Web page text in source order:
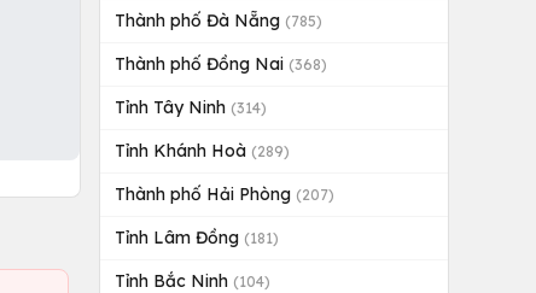
Thành phố Đà Nẵng (785)
Thành phố Đồng Nai (368)
Tỉnh Tây Ninh (314)
Tỉnh Khánh Hoà (289)
Thành phố Hải Phòng (207)
Tỉnh Lâm Đồng (181)
Tỉnh Bắc Ninh (104)